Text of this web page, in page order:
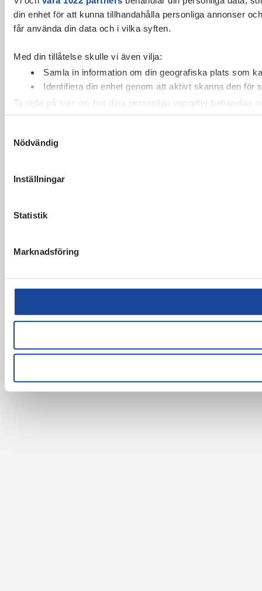
din enhet för att kunna tillhandahålla personliga annonser
får använda din data och i vilka syften.
Med din tillåtelse skulle vi även vilja:
Samla in information om din geografiska plats som
Identifiera din enhet genom att aktivt skanna den för
Ta reda på mer om hur dina personliga uppgifter behandlas
cookie-förklaringen.
Vi använder enhetsidentifierare för att anpassa innehållet
Nödvändig
Inställningar
Statistik
Marknadsföring